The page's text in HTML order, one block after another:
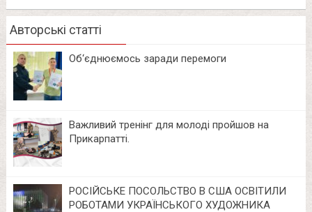
Авторські статті
Об‘єднюємось заради перемоги
Важливий тренінг для молоді пройшов на
Прикарпатті.
РОСІЙСЬКЕ ПОСОЛЬСТВО В США ОСВІТИЛИ
РОБОТАМИ УКРАЇНСЬКОГО ХУДОЖНИКА